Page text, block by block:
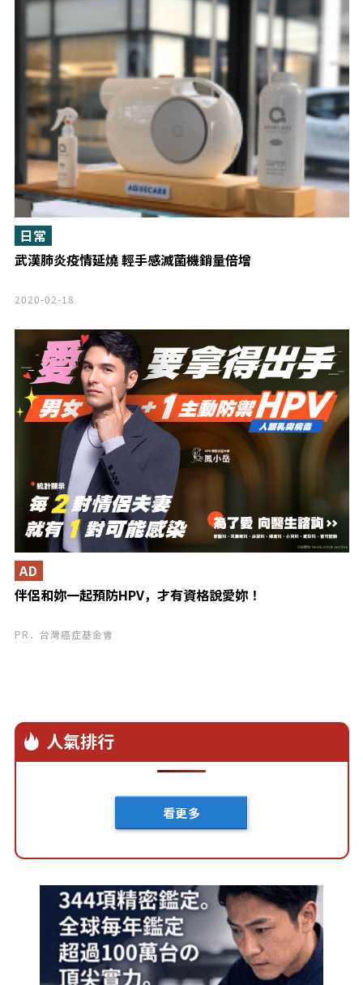
武漢肺炎疫情延燒 輕手感滅菌機銷量倍增
日常
2020-02-18
伴侶和妳一起預防HPV，才有資格說愛妳！
AD
PR．台灣癌症基金會
人氣排行
看更多